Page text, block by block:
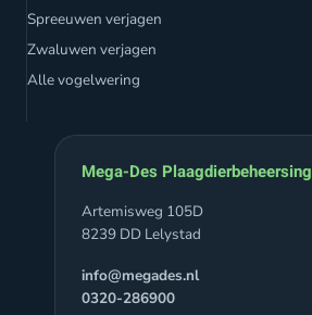
Spreeuwen verjagen
Zwaluwen verjagen
Alle vogelwering
Mega-Des Plaagdierbeheersing
Artemisweg 105D
8239 DD Lelystad
info@megades.nl
0320-286900